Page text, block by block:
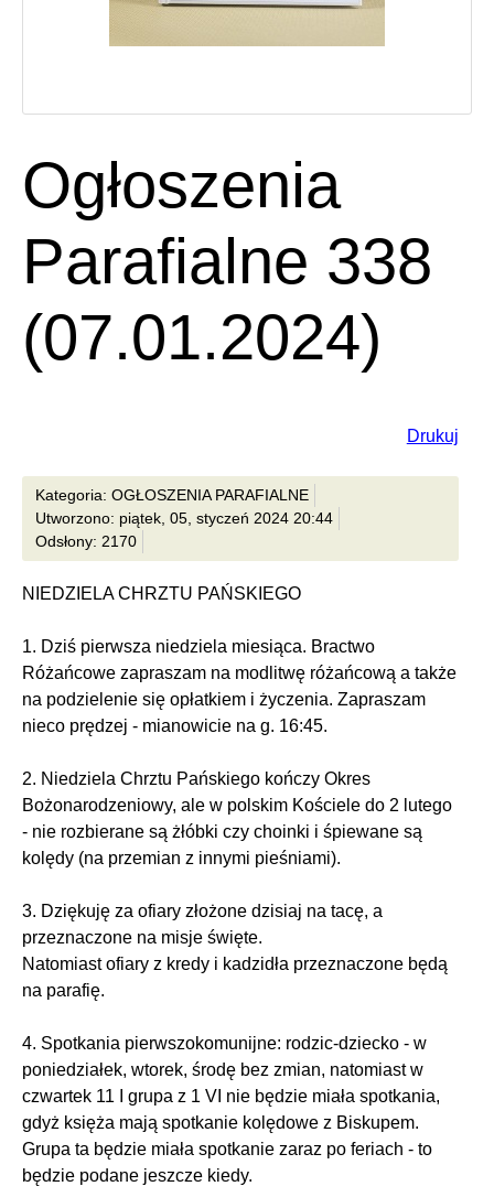
Ogłoszenia
Parafialne 338
(07.01.2024)
Drukuj
Kategoria: OGŁOSZENIA PARAFIALNE
Utworzono: piątek, 05, styczeń 2024 20:44
Odsłony: 2170
NIEDZIELA CHRZTU PAŃSKIEGO
1. Dziś pierwsza niedziela miesiąca. Bractwo
Różańcowe zapraszam na modlitwę różańcową a także
na podzielenie się opłatkiem i życzenia. Zapraszam
nieco prędzej - mianowicie na g. 16:45.
2. Niedziela Chrztu Pańskiego kończy Okres
Bożonarodzeniowy, ale w polskim Kościele do 2 lutego
- nie rozbierane są żłóbki czy choinki i śpiewane są
kolędy (na przemian z innymi pieśniami).
3. Dziękuję za ofiary złożone dzisiaj na tacę, a
przeznaczone na misje święte.
Natomiast ofiary z kredy i kadzidła przeznaczone będą
na parafię.
4. Spotkania pierwszokomunijne: rodzic-dziecko - w
poniedziałek, wtorek, środę bez zmian, natomiast w
czwartek 11 I grupa z 1 VI nie będzie miała spotkania,
gdyż księża mają spotkanie kolędowe z Biskupem.
Grupa ta będzie miała spotkanie zaraz po feriach - to
będzie podane jeszcze kiedy.